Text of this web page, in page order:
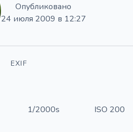
Опубликовано
24 июля 2009 в 12:27
EXIF
1/2000s
ISO 200